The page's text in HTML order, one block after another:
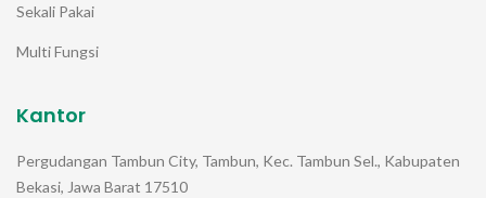
Sekali Pakai
Multi Fungsi
Kantor
Pergudangan Tambun City, Tambun, Kec. Tambun Sel., Kabupaten
Bekasi, Jawa Barat 17510